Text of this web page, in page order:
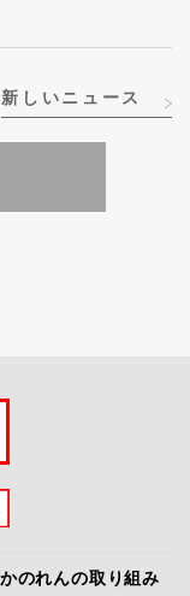
新しいニュース
のれんの取り組み